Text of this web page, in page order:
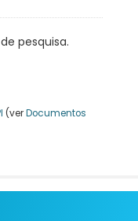
pesquisa.
(verDocumentos